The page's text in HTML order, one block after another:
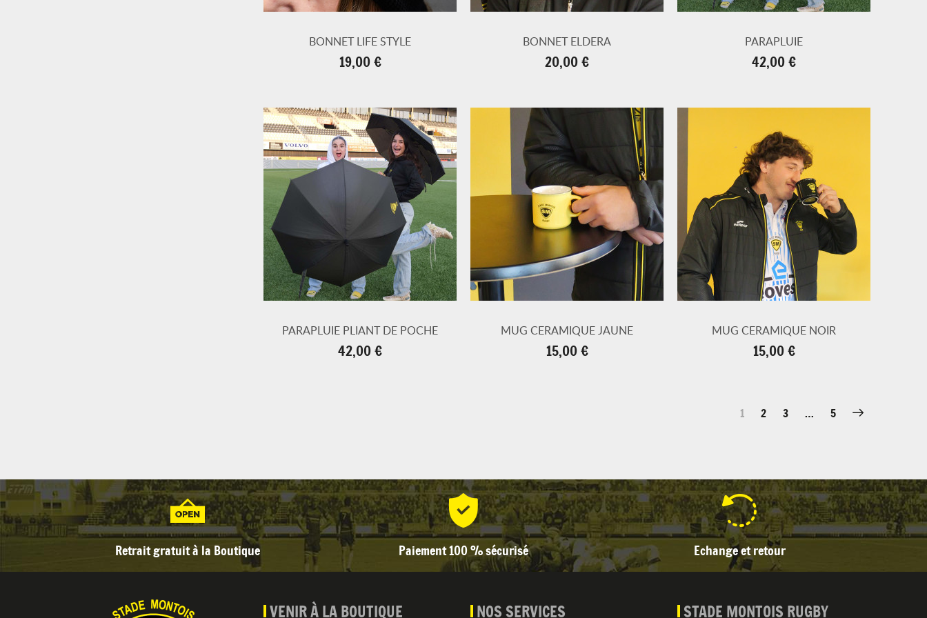
BONNET LIFE STYLE
Prix
19,00 €
BONNET ELDERA
Prix
20,00 €
PARAPLUIE
Prix
42,00 €
PARAPLUIE PLIANT DE POCHE
Prix
42,00 €
MUG CERAMIQUE JAUNE
Prix
15,00 €
MUG CERAMIQUE NOIR
Prix
15,00 €
1 2 3 … 5
Retrait gratuit à la Boutique Paiement 100 % sécurisé Echange et retour
VENIR À LA BOUTIQUE NOS SERVICES STADE MONTOIS RUGBY